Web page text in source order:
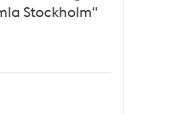
Stockholm"